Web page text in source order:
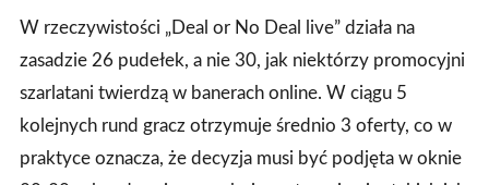
W rzeczywistości „Deal or No Deal live” działa na
zasadzie 26 pudełek, a nie 30, jak niektórzy promocyjni
szarlatani twierdzą w banerach online. W ciągu 5
kolejnych rund gracz otrzymuje średnio 3 oferty, co w
praktyce oznacza, że decyzja musi być podjęta w oknie